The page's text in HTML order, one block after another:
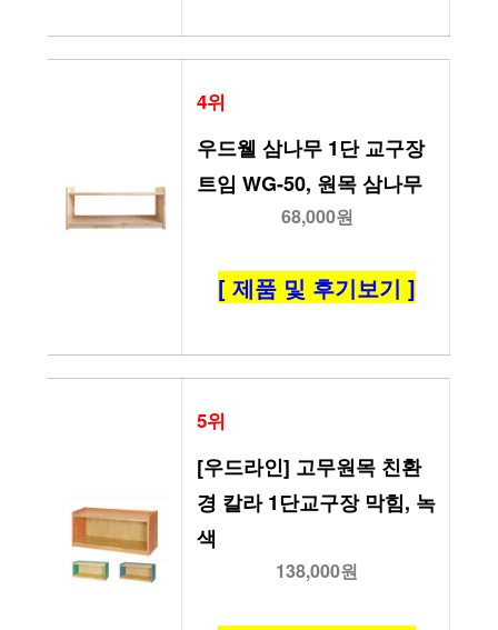
4위
우드웰 삼나무 1단 교구장
트임 WG-50, 원목 삼나무
68,000원
[ 제품 및 후기보기 ]
5위
[우드라인] 고무원목 친환
경 칼라 1단교구장 막힘, 녹
색
138,000원